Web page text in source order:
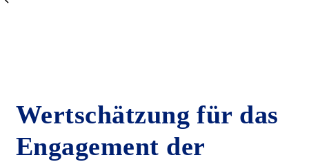
Wertschätzung für das
Engagement der